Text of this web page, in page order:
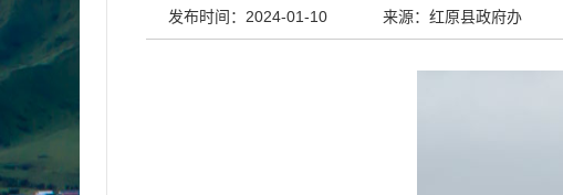
发布时间：2024-01-10 来源：红原县政府办